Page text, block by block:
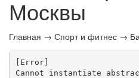
Москвы
Главная → Спорт и фитнес →
[Error]
Cannot instantiate